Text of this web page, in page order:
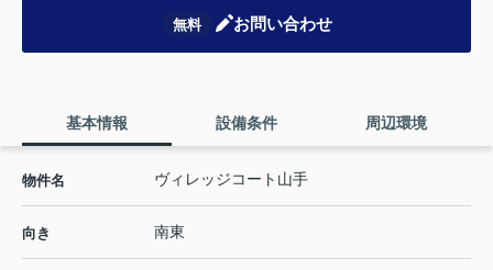
無料 お問い合わせ
基本情報 設備条件 周辺環境
物件名 ヴィレッジコート山手
向き 南東